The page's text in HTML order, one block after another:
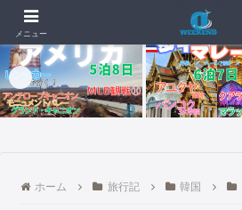
📰 新着記事
🇺🇸🇬🇺【4日目・最終日】イパオビー
ホーム 旅行記 韓国
メニュー